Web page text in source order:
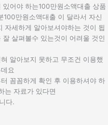
어야 하는100만원소액대출 상품
100만원소액대출 이 달라서 자신
자세하게 알아보셔야하는 것이 됩
살펴볼수 있는것이 어려울 것인
알아보지 못하고 무조건 이용했
요
꼼꼼하게 확인 후 이용하셔야 하
는 자료가 있다면
다.